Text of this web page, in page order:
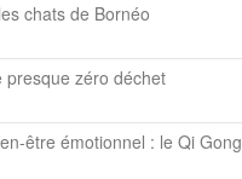
chats de Bornéo
presque zéro déchet
être émotionnel : le Qi Gong